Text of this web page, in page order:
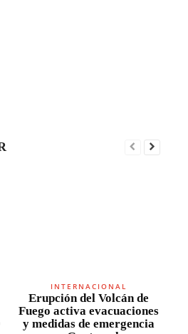
INTERNACIONAL
Erupción del Volcán de
Fuego activa evacuaciones
y medidas de emergencia